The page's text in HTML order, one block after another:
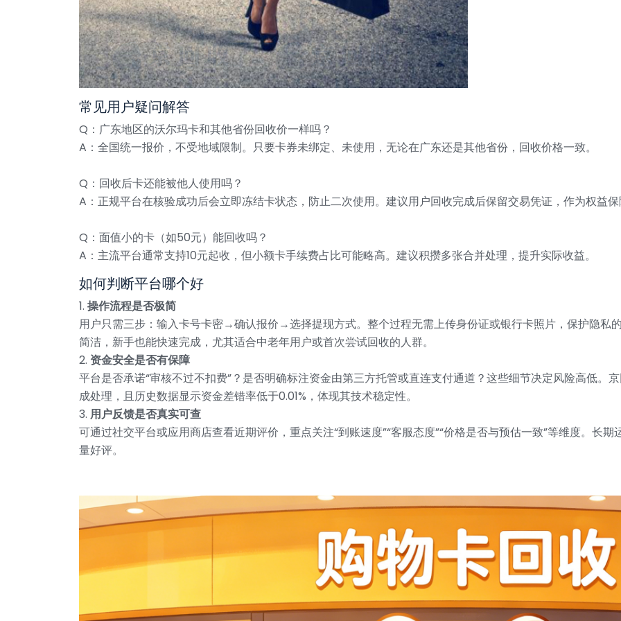
常见用户疑问解答
Q：广东地区的沃尔玛卡和其他省份回收价一样吗？
A：全国统一报价，不受地域限制。只要卡券未绑定、未使用，无论在广东还是其他省份，回收价格一致。
Q：回收后卡还能被他人使用吗？
A：正规平台在核验成功后会立即冻结卡状态，防止二次使用。建议用户回收完成后保留交易凭证，作为权益
Q：面值小的卡（如50元）能回收吗？
A：主流平台通常支持10元起收，但小额卡手续费占比可能略高。建议积攒多张合并处理，提升实际收益。
如何判断平台哪个好
1. 操作流程是否极简
用户只需三步：输入卡号卡密→确认报价→选择提现方式。整个过程无需上传身份证或银行卡照片，保护隐私
简洁，新手也能快速完成，尤其适合中老年用户或首次尝试回收的人群。
2. 资金安全是否有保障
平台是否承诺“审核不过不扣费”？是否明确标注资金由第三方托管或直连支付通道？这些细节决定风险高低。
成处理，且历史数据显示资金差错率低于0.01%，体现其技术稳定性。
3. 用户反馈是否真实可查
可通过社交平台或应用商店查看近期评价，重点关注“到账速度”“客服态度”“价格是否与预估一致”等维度。长
量好评。